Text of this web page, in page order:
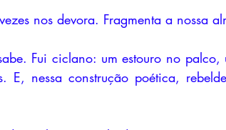
nos devora. Fragmenta a nossa
Fui ciclano: um estouro no palco,
E, nessa construção poética,